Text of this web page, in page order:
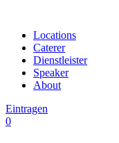
Locations
Caterer
Dienstleister
Speaker
About
Eintragen
0